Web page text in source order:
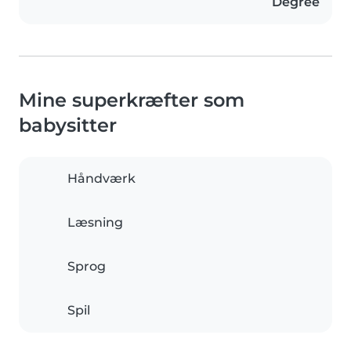
Mine superkræfter som
babysitter
Håndværk
Læsning
Sprog
Spil